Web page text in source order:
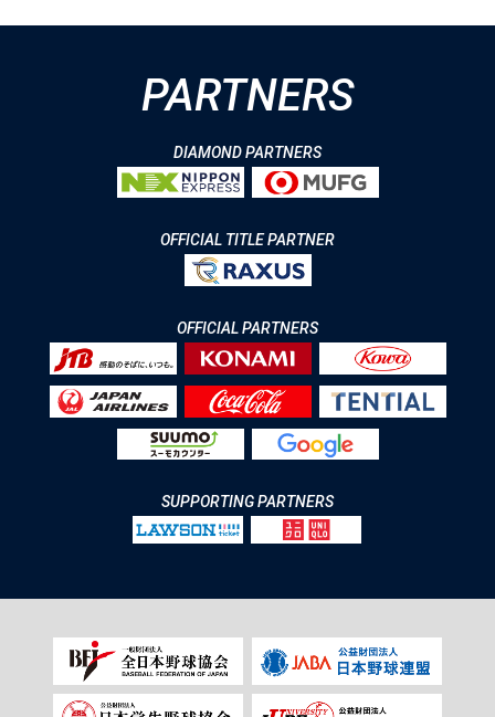
PARTNERS
DIAMOND PARTNERS
OFFICIAL TITLE PARTNER
OFFICIAL PARTNERS
SUPPORTING PARTNERS